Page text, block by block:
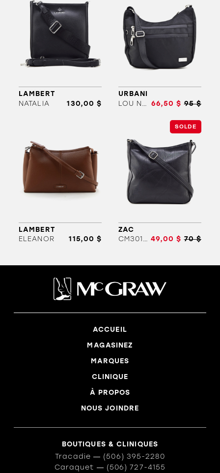
ORTHÈSES SOLDES MARQUES
LAMBERT
NATALIA
130,00 $
URBANI
LOU NOIR 66,50 $ 95 $
LAMBERT
ELEANOR
115,00 $
SOLDE
ZAC
CM30106C 49,00 $ 70 $
ACCUEIL
MAGASINEZ
MARQUES
CLINIQUE
À PROPOS
NOUS JOINDRE
BOUTIQUES & CLINIQUES
Tracadie ― (506) 395-2280
Caraquet ― (506) 727-4155